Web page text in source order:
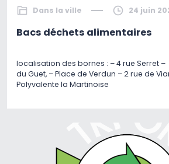
Dans la ville 24 juin
Bacs déchets alimentaires
localisation des bornes : – 4 rue Serret –
du Guet, – Place de Verdun – 2 rue de
Polyvalente la Martinoise